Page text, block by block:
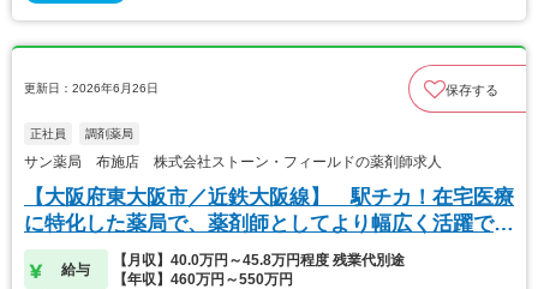
更新日：2026年6月26日 保存する
正社員 調剤薬局
サン薬局 布施店 株式会社ストーン・フィールドの薬剤師求人
【大阪府東大阪市／近鉄大阪線】 駅チカ！在宅医療
に特化した薬局で、薬剤師としてより幅広く活躍でき
ます
給与
【月収】40.0万円～45.8万円程度 残業代別途
【年収】460万円～550万円